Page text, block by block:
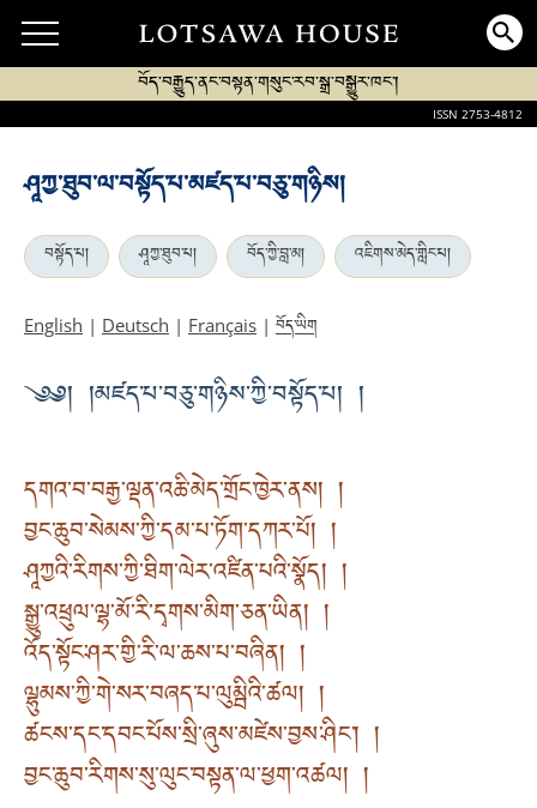
བོད་བརྒྱུད་ནང་བསྟན་གསུང་རབ་སྒྲ་བསྒྱུར་ཁང་།
ISSN 2753-4812
ཤཱཀྱ་ཐུབ་ལ་བསྟོད་པ་མཛད་པ་བཅུ་གཉིས།
བསྟོད་པ། ཤཱཀྱ་ཐུབ་པ། བོད་ཀྱི་བླ་མ། འཇིགས་མེད་གླིང་པ།
English | Deutsch | Français | བོད་ཡིག
༄༅། །མཛད་པ་བཅུ་གཉིས་ཀྱི་བསྟོད་པ། །
དགའ་བ་བརྒྱ་ལྡན་འཆི་མེད་གྲོང་ཁྱེར་ནས། །
བྱང་ཆུབ་སེམས་ཀྱི་དམ་པ་ཏོག་དཀར་པོ། །
ཤཱཀྱའི་རིགས་ཀྱི་ཐིག་ལེར་འཛིན་པའི་སྣོད། །
སྒྱུ་འཕྲུལ་ལྷ་མོ་རི་དྭགས་མིག་ཅན་ཡིན། །
འོད་སྟོང་ཤར་གྱི་རི་ལ་ཆས་པ་བཞིན། །
ལྷུམས་ཀྱི་གེ་སར་བཞད་པ་ལུམྦིའི་ཚལ། །
ཚངས་དང་དབང་པོས་སྲི་ཞུས་མཛེས་བྱས་ཤིང་། །
བྱང་ཆུབ་རིགས་སུ་ལུང་བསྟན་ལ་ཕྱག་འཚལ། །